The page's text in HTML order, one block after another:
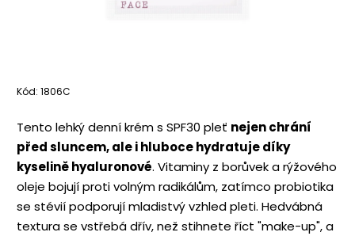
Kód: 1806C
Tento lehký denní krém s SPF30 pleť nejen chrání
před sluncem, ale i hluboce hydratuje díky
kyselině hyaluronové. Vitaminy z borůvek a rýžového
oleje bojují proti volným radikálům, zatímco probiotika
se stévií podporují mladistvý vzhled pleti. Hedvábná
textura se vstřebá dřív, než stihnete říct "make-up", a